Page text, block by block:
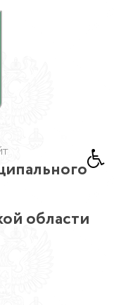
области